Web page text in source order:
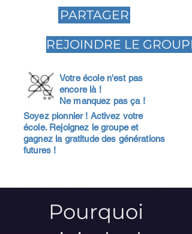
PARTAGER
REJOINDRE LE GROUPE
Votre école n'est pas
encore là !
Ne manquez pas ça !
Soyez pionnier ! Activez votre
école. Rejoignez le groupe et
gagnez la gratitude des générations
futures !
Pourquoi